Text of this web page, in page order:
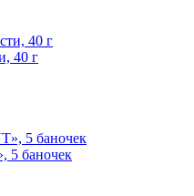
40 г
5 баночек